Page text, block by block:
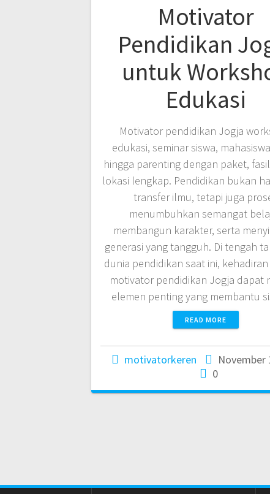
Motivator
Pendidikan
untuk
Edukasi
Motivator pendidikan Jogja
edukasi, seminar siswa,
hingga parenting dengan paket,
lokasi lengkap. Pendidikan bukan
transfer ilmu, tetapi juga
menumbuhkan semangat
membangun karakter, serta
generasi yang tangguh. Di tengah
dunia pendidikan saat ini,
motivator pendidikan Jogja dapat
elemen penting yang membantu
READ MORE
motivatorkeren
November
0